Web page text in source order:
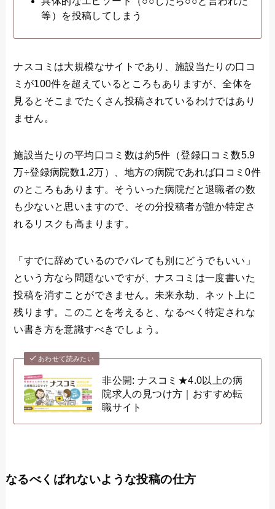
等）を投稿してしまう
ナスコミは大規模なサイトであり、施設当たりの口コ
ミが100件を超えているところもありますが、全体を
見るとそこまでたくさん投稿されているわけではあり
ません。
施設当たりの平均口コミ数は約5件（登録口コミ数5.9
万÷登録病院数1.2万）、地方の病院であれば口コミ0件
のところもあります。そういった病院だと退職者の数
も少ないと思いますので、その分投稿者が誰か特定さ
れるリスクも高まります。
「すでに辞めているのでバレても別にどうでもいい」
という方なら問題ないですが、ナスコミは一度書いた
投稿を消すことができません。未来永劫、ネット上に
残ります。このことを考えると、なるべく特定されな
い書き方を意識すべきでしょう。
あわせて読みたい
非公開: ナスコミ★4.0以上の病
院求人の見つけ方｜おすすめ転
職サイト
なるべくばれないような投稿の仕方